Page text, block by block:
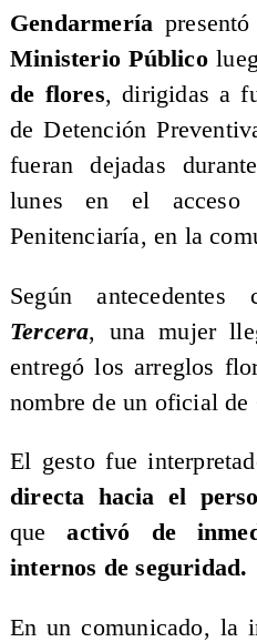
Gendarmería
Ministerio Público
de flores, dirigidas a
de Detención
fueran dejadas
lunes en el
Penitenciaría, en la
Según antecedentes
Tercera, una mujer
entregó los arreglos
nombre de un oficial de
El gesto fue
directa hacia el
que activó de
internos de seguridad.
En un comunicado, la